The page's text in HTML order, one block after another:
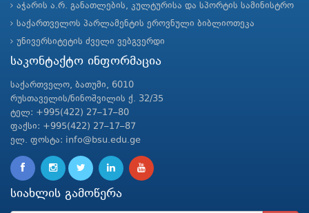
აჭარის ა.რ. განათლების, კულტურისა და სპორტის სამინისტრო
საქართველოს პარლამენტის ეროვნული ბიბლიოთეკა
უნივერსიტეტის ძველი ვებგვერდი
საკონტაქტო ინფორმაცია
საქართველო, ბათუმი, 6010
რუსთაველის/ნინოშვილის ქ. 32/35
ტელ: +995(422) 27–17–80
ფაქსი: +995(422) 27–17–87
ელ. ფოსტა: info@bsu.edu.ge
სიახლის გამოწერა